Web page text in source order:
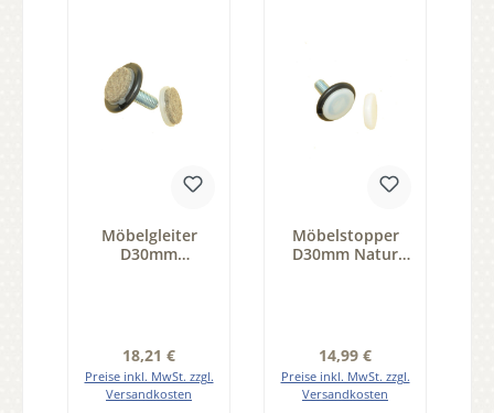
Möbelgleiter
D30mm
Regulärer Preis:
18,21 €
Preise inkl. MwSt. zzgl.
Versandkosten
Möbelstopper
D30mm Natur
Regulärer Preis:
14,99 €
Preise inkl. MwSt. zzgl.
Versandkosten